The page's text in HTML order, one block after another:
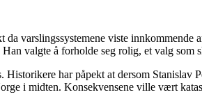
varslingssystemene viste
valgte å forholde seg rolig, et valg som
Historikere har påpekt at dersom
i midten. Konsekvensene ville vært